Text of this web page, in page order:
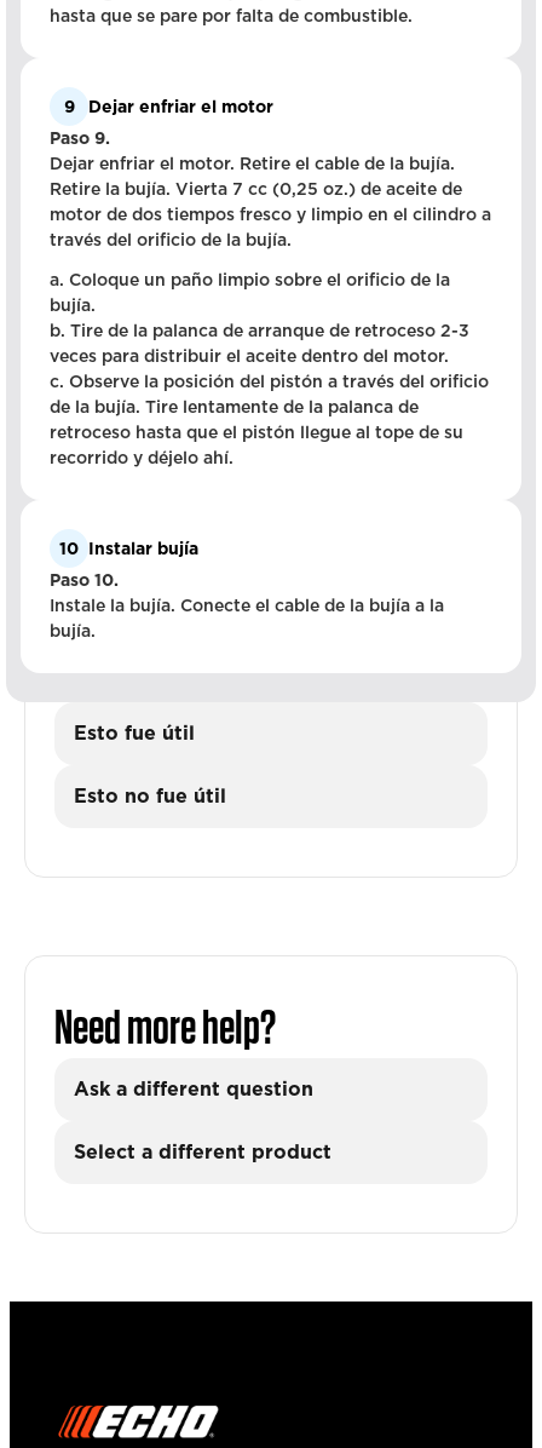
hasta que se pare por falta de combustible.
9
Dejar enfriar el motor
Paso 9.
Dejar enfriar el motor. Retire el cable de la bujía.
Retire la bujía. Vierta 7 cc (0,25 oz.) de aceite de
motor de dos tiempos fresco y limpio en el cilindro a
través del orificio de la bujía.
a. Coloque un paño limpio sobre el orificio de la
bujía.
b. Tire de la palanca de arranque de retroceso 2-3
veces para distribuir el aceite dentro del motor.
c. Observe la posición del pistón a través del orificio
de la bujía. Tire lentamente de la palanca de
retroceso hasta que el pistón llegue al tope de su
recorrido y déjelo ahí.
10 Instalar bujía
Paso 10.
Instale la bujía. Conecte el cable de la bujía a la
bujía.
Esto fue útil
Esto no fue útil
Need more help?
Ask a different question
Select a different product